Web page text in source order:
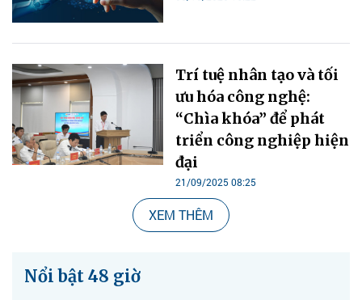
Trí tuệ nhân tạo và tối
ưu hóa công nghệ:
“Chìa khóa” để phát
triển công nghiệp hiện
đại
21/09/2025 08:25
XEM THÊM
Nổi bật 48 giờ